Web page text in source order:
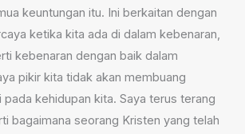
keuntungan itu. Ini berkaitan dengan
ketika kita ada di dalam kebenaran,
kebenaran dengan baik dalam
pikir kita tidak akan membuang
pada kehidupan kita. Saya terus terang
bagaimana seorang Kristen yang telah